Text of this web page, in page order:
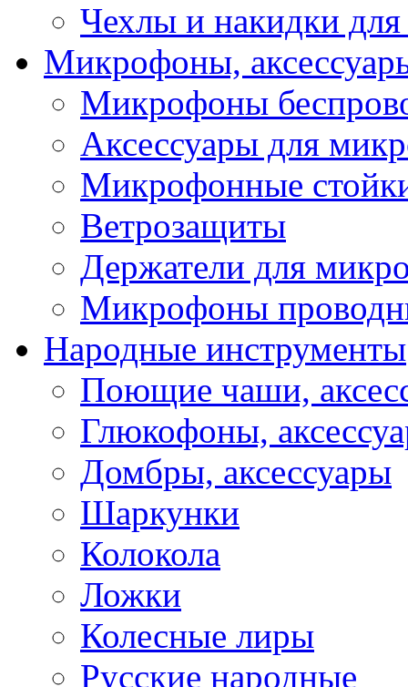
Чехлы и накидки
Микрофоны,
Микрофоны
Аксессуары для
Микрофонные
Ветрозащиты
Держатели для
Микрофоны
Народные инструменты
Поющие чаши,
Глюкофоны,
Домбры, аксессуары
Шаркунки
Колокола
Ложки
Колесные лиры
Русские народные